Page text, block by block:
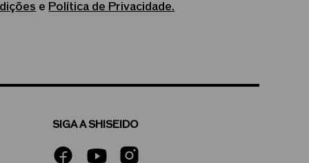
e Política de Privacidade.
SIGA A SHISEIDO